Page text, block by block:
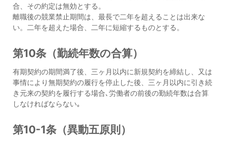
合、その約定は無効とする。
離職後の競業禁止期間は、最長で二年を超えることは出来な
い。二年を超えた場合、二年に短縮するものとする。
第10条（勤続年数の合算）
有期契約の期間満了後、三ヶ月以内に新規契約を締結し、又は
事情により無期契約の履行を停止した後、三ヶ月以内に引き続
き元来の契約を履行する場合､労働者の前後の勤続年数は合算
しなければならない｡
第10-1条（異動五原則）